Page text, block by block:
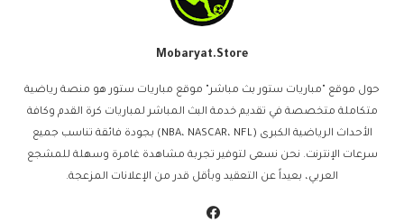
Mobaryat.store
حول موقع "مباريات ستور بث مباشر" موقع مباريات ستور هو منصة رياضية
متكاملة متخصصة في تقديم خدمة البث المباشر لمباريات كرة القدم وكافة
الأحداث الرياضية الكبرى (NBA، NASCAR، NFL) بجودة فائقة تناسب جميع
سرعات الإنترنت. نحن نسعى لتوفير تجربة مشاهدة غامرة وسهلة للمشجع
العربي، بعيداً عن التعقيد وبأقل قدر من الإعلانات المزعجة.